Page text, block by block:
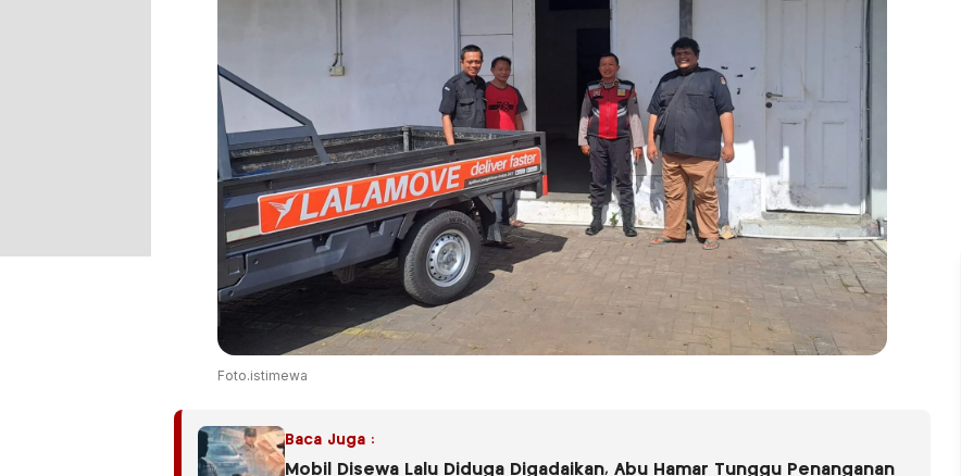
Foto.istimewa
Baca Juga :
Mobil Disewa Lalu Diduga Digadaikan, Abu Hamar Tunggu Penanganan